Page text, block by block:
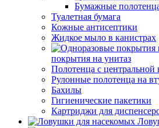
Бумажные
Туалетная бумага
Кожные антисептики
Жидкое мыло в канистрах
покрытия на унитаз
Полотенца с центральной
Рулонные полотенца на
Бахилы
Гигиенические пакетики
Картриджи для